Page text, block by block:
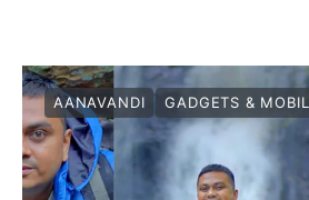
AANAVANDI GADGETS &